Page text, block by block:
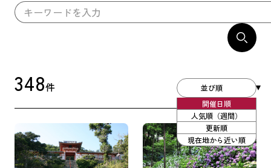
348件
並び順
開催日順
人気順（週間）
更新順
現在地から近い順
和歌浦天満宮 夏祭
2026年7月24日（金）宵宮1
救馬溪観音 あじさい曼荼
羅園